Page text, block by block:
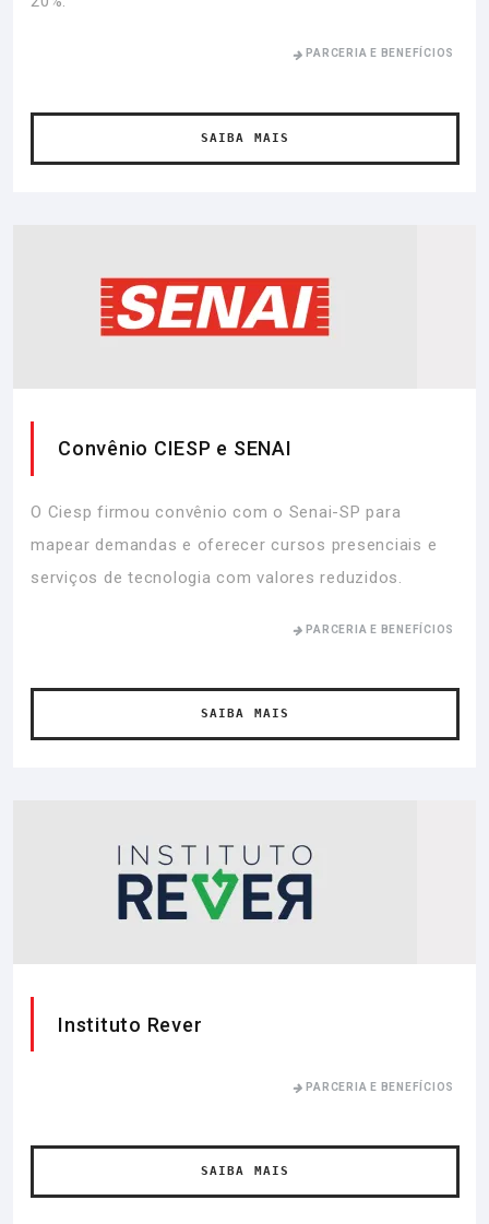
PARCERIA E BENEFÍCIOS
SAIBA MAIS
Convênio CIESP e SENAI
O Ciesp firmou convênio com o Senai-SP para
mapear demandas e oferecer cursos presenciais e
serviços de tecnologia com valores reduzidos.
PARCERIA E BENEFÍCIOS
SAIBA MAIS
Instituto Rever
PARCERIA E BENEFÍCIOS
SAIBA MAIS